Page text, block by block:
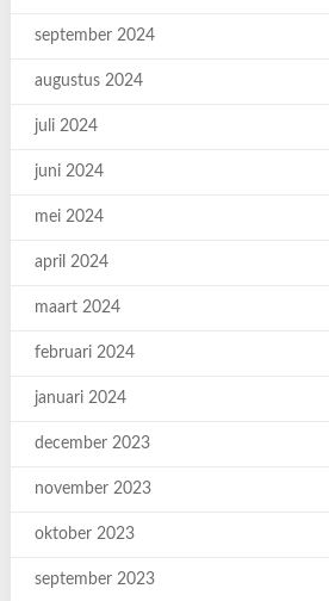
september 2024
augustus 2024
juli 2024
juni 2024
mei 2024
april 2024
maart 2024
februari 2024
januari 2024
december 2023
november 2023
oktober 2023
september 2023